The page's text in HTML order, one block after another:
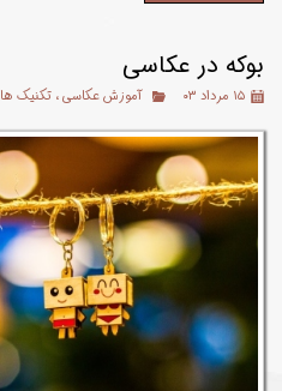
بوکه در عکاسی
۱۵ مرداد ۰۳ آموزش عکاسی، تکنیک ها